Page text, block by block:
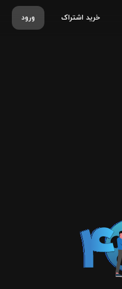
ورود خرید اشتراک